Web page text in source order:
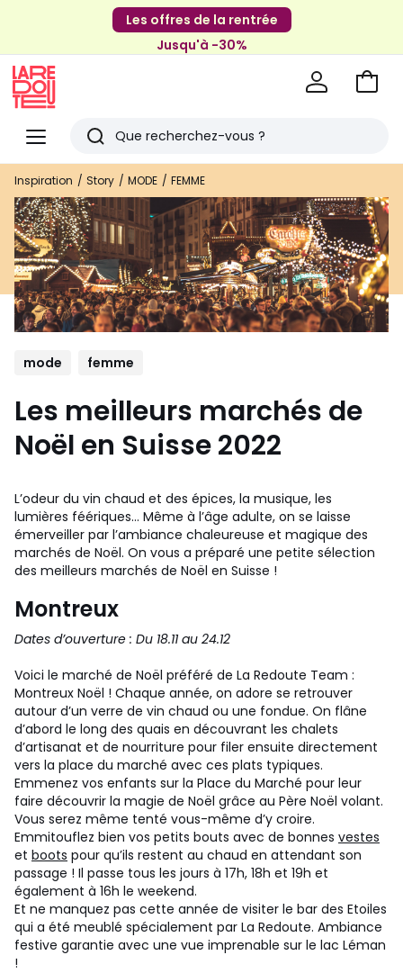
Les offres de la rentrée
Jusqu'à -30%
Menu
Redoute
Rechercher
Derniers
articles
vus
Aller
Inspiration Story MODE FEMME
mode femme
Les meilleurs marchés de
Noël en Suisse 2022
L’odeur du vin chaud et des épices, la musique, les
lumières féériques… Même à l’âge adulte, on se laisse
émerveiller par l’ambiance chaleureuse et magique des
marchés de Noël. On vous a préparé une petite sélection
des meilleurs marchés de Noël en Suisse !
Montreux
Dates d’ouverture : Du 18.11 au 24.12
Voici le marché de Noël préféré de La Redoute Team :
Montreux Noël ! Chaque année, on adore se retrouver
autour d’un verre de vin chaud ou une fondue. On flâne
d’abord le long des quais en découvrant les chalets
d’artisanat et de nourriture pour filer ensuite directement
vers la place du marché avec ces plats typiques.
Emmenez vos enfants sur la Place du Marché pour leur
faire découvrir la magie de Noël grâce au Père Noël volant.
Vous serez même tenté vous-même d’y croire.
Emmitouflez bien vos petits bouts avec de bonnes vestes
et boots pour qu’ils restent au chaud en attendant son
passage ! Il passe tous les jours à 17h, 18h et 19h et
également à 16h le weekend.
Et ne manquez pas cette année de visiter le bar des Etoiles
qui a été meublé spécialement par La Redoute. Ambiance
festive garantie avec une vue imprenable sur le lac Léman
!